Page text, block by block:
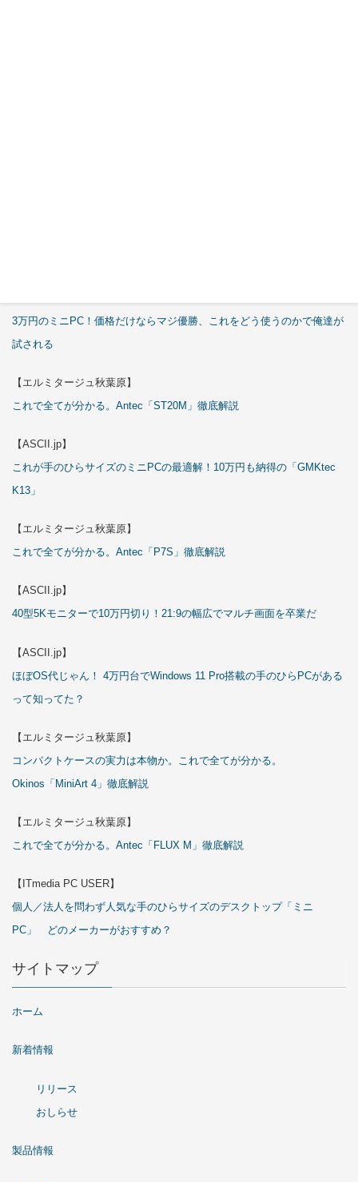
3万円のミニPC！価格だけならマジ優勝、これをどう使うのかで俺達が
試される
【エルミタージュ秋葉原】
これで全てが分かる。Antec「ST20M」徹底解説
【ASCII.jp】
これが手のひらサイズのミニPCの最適解！10万円も納得の「GMKtec
K13」
【エルミタージュ秋葉原】
これで全てが分かる。Antec「P7S」徹底解説
【ASCII.jp】
40型5Kモニターで10万円切り！21:9の幅広でマルチ画面を卒業だ
【ASCII.jp】
ほぼOS代じゃん！ 4万円台でWindows 11 Pro搭載の手のひらPCがある
って知ってた？
【エルミタージュ秋葉原】
コンパクトケースの実力は本物か。これで全てが分かる。
Okinos「MiniArt 4」徹底解説
【エルミタージュ秋葉原】
これで全てが分かる。Antec「FLUX M」徹底解説
【ITmedia PC USER】
個人／法人を問わず人気な手のひらサイズのデスクトップ「ミニ
PC」 どのメーカーがおすすめ？
サイトマップ
ホーム
新着情報
リリース
おしらせ
製品情報